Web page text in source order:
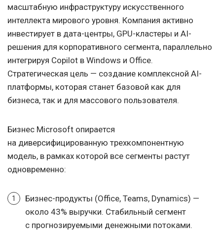
масштабную инфраструктуру искусственного
интеллекта мирового уровня. Компания активно
инвестирует в дата-центры, GPU-кластеры и AI-
решения для корпоративного сегмента, параллельно
интегрируя Copilot в Windows и Office.
Стратегическая цель — создание комплексной AI-
платформы, которая станет базовой как для
бизнеса, так и для массового пользователя.
Бизнес Microsoft опирается
на диверсифицированную трехкомпонентную
модель, в рамках которой все сегменты растут
одновременно:
Бизнес-продукты (Office, Teams, Dynamics) —
около 43% выручки. Стабильный сегмент
с прогнозируемыми денежными потоками.